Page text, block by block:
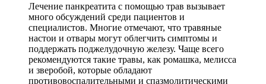
Лечение панкреатита с помощью трав вызывает
много обсуждений среди пациентов и
специалистов. Многие отмечают, что травяные
настои и отвары могут облегчить симптомы и
поддержать поджелудочную железу. Чаще всего
рекомендуются такие травы, как ромашка, мелисса
и зверобой, которые обладают
противовоспалительными и спазмолитическими